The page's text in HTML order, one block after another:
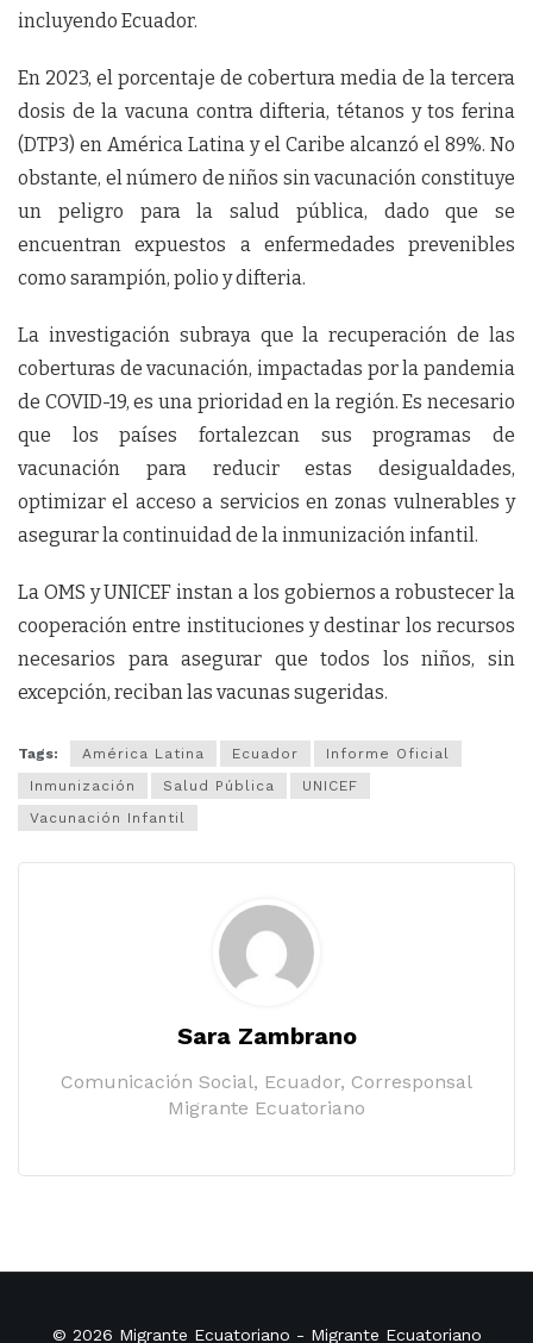
incluyendo Ecuador.
En 2023, el porcentaje de cobertura media de la tercera
dosis de la vacuna contra difteria, tétanos y tos ferina
(DTP3) en América Latina y el Caribe alcanzó el 89%. No
obstante, el número de niños sin vacunación constituye
un peligro para la salud pública, dado que se
encuentran expuestos a enfermedades prevenibles
como sarampión, polio y difteria.
La investigación subraya que la recuperación de las
coberturas de vacunación, impactadas por la pandemia
de COVID-19, es una prioridad en la región. Es necesario
que los países fortalezcan sus programas de
vacunación para reducir estas desigualdades,
optimizar el acceso a servicios en zonas vulnerables y
asegurar la continuidad de la inmunización infantil.
La OMS y UNICEF instan a los gobiernos a robustecer la
cooperación entre instituciones y destinar los recursos
necesarios para asegurar que todos los niños, sin
excepción, reciban las vacunas sugeridas.
Tags: América Latina Ecuador
Informe Oficial
Inmunización
Salud Pública
UNICEF
Vacunación Infantil
Sara Zambrano
Comunicación Social, Ecuador, Corresponsal
Migrante Ecuatoriano
© 2026 Migrante Ecuatoriano - Migrante Ecuatoriano